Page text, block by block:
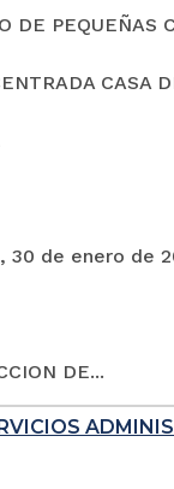
DE PEQUEÑAS
CASA
30 de enero de
DE...